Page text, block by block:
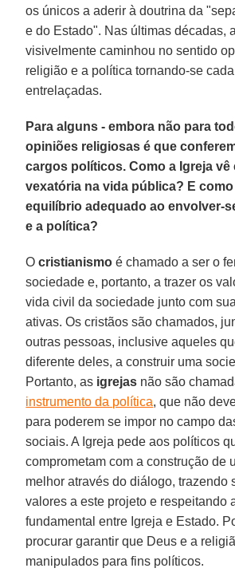
os únicos a aderir à doutrina da
e do Estado". Nas últimas décadas,
visivelmente caminhou no sentido
religião e a política tornando-se
entrelaçadas.
Para alguns - embora não para
opiniões religiosas é que
cargos políticos. Como a Igreja vê
vexatória na vida pública? E
equilíbrio adequado ao envolver-
e a política?
Ocristianismo é chamado a ser o
sociedade e, portanto, a trazer os
vida civil da sociedade junto com
ativas. Os cristãos são chamados,
outras pessoas, inclusive aqueles
diferente deles, a construir uma
Portanto, as igrejas não são
instrumento da política, que não
para poderem se impor no campo
sociais. A Igreja pede aos políticos
comprometam com a construção de
melhor através do diálogo, trazendo
valores a este projeto e respeitando
fundamental entre Igreja e Estado.
procurar garantir que Deus e a
manipulados para fins políticos.